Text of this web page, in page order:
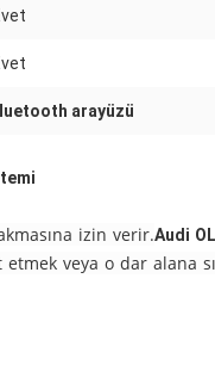
arayüzü
izin verir.Audi
veya o dar alana